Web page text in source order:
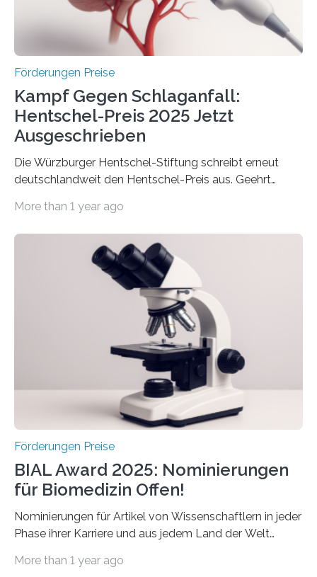
Wirtschaft und Energie eine gute Nachricht:
Überplanmäßige Verpflichtungsermächtigungen in
Förderungen Preise
Kampf Gegen Schlaganfall:
Hentschel-Preis 2025 Jetzt
Ausgeschrieben
Die Würzburger Hentschel-Stiftung schreibt erneut
deutschlandweit den Hentschel-Preis aus. Geehrt
hochrangige wissenschaftliche Publikation zum Thema
Schlaganfall“ mit Sitz in Würzburg fördert die
Schlaganfallforschung, um die Behandlung der
Betroffenen zu verbessern. Dazu schreibt sie auch in
diesem Jahr wieder deutschlandweit den Hentschel-
Preis aus. Er richtet sich gezielt an jüngere
Forscherinnen und Forscher unter 40 Jahren. Geehrt
werden soll eine herausragende Doktorarbeit oder eine
hochrangige wissenschaftliche Publikation zum Thema
More than 1 year ago
Förderungen Preise
BIAL Award 2025: Nominierungen
für Biomedizin Offen!
Nominierungen für Artikel von Wissenschaftlern in jeder
Phase ihrer Karriere und aus jedem Land der Welt
Leben gerufen, um die bemerkenswertesten
More than 1 year ago